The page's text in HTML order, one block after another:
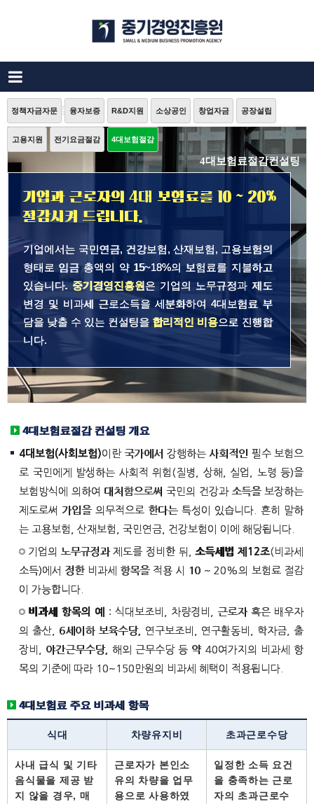
4대보험료절감 컨설팅
정책자금자문 융자보증 R&D지원 소상공인 창업자금 공장설립
고용지원 전기요금절감 4대보험절감
4대보험료절감컨설팅
기업과 근로자의 4대 보험료를 10 ~ 20%
절감시켜 드립니다.
기업에서는 국민연금, 건강보험, 산재보험, 고용보험의
형태로 임금 총액의 약 15~18%의 보험료를 지불하고
있습니다.중기경영진흥원은 기업의 노무규정과 제도
변경 및 비과세 근로소득을 세분화하여 4대보험료 부
담을 낮출 수 있는 컨설팅을 합리적인 비용으로 진행합
니다.
4대보험료절감 컨설팅 개요
4대보험(사회보험)이란 국가에서 강행하는 사회적인 필수 보험으
로 국민에게 발생하는 사회적 위험(질병, 상해, 실업, 노령 등)을
보험방식에 의하여 대처함으로써 국민의 건강과 소득을 보장하는
제도로써 가입을 의무적으로 한다는 특성이 있습니다. 흔히 말하
는 고용보험, 산재보험, 국민연금, 건강보험이 이에 해당됩니다.
기업의 노무규정과 제도를 정비한 뒤,소득세법 제12조(비과세
소득)에서 정한 비과세 항목을 적용 시 10 ~ 20%의 보험료 절감
이 가능합니다.
비과세 항목의 예
: 식대보조비, 차량경비, 근로자 혹은 배우자
의 출산, 6세이하 보육수당, 연구보조비, 연구활동비, 학자금, 출
장비, 야간근무수당, 해외 근무수당 등 약 40여가지의 비과세 항
목의 기준에 따라 10~150만원의 비과세 혜택이 적용됩니다.
4대보험료 주요 비과세 항목
식대 차량유지비 초과근로수당
사내 급식 및 기타
음식물을 제공 받
지 않을 경우, 매
근로자가 본인소
유의 차량을 업무
용으로 사용하였
일정한 소득 요건
을 충족하는 근로
자의 초과근로수